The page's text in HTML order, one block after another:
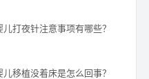
儿打夜针注意事项有哪些？
儿移植没着床是怎么回事？